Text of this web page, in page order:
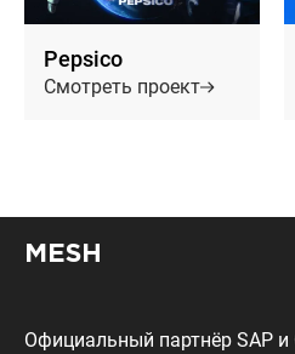
Pepsico
Смотреть проект
MESH
Официальный партнёр SAP и